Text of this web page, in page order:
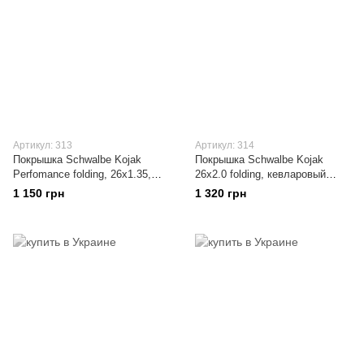
Артикул: 313
Покрышка Schwalbe Kojak
Perfomance folding, 26x1.35,
RaceGuard
1 150 грн
Артикул: 314
Покрышка Schwalbe Kojak
26x2.0 folding, кевларовый
корд, RaceGuard
1 320 грн